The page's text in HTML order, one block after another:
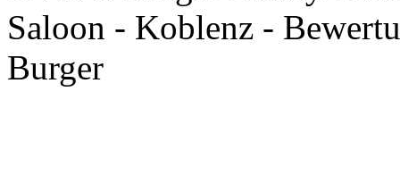
Saloon - Koblenz -
Burger